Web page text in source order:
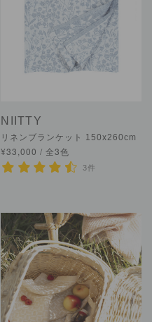
NIITTY
リネンブランケット 150x260cm
¥33,000 / 全3色
3件